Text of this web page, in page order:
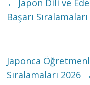
← Japon Dili ve
Başarı
Japonca
Sıralamaları 2026